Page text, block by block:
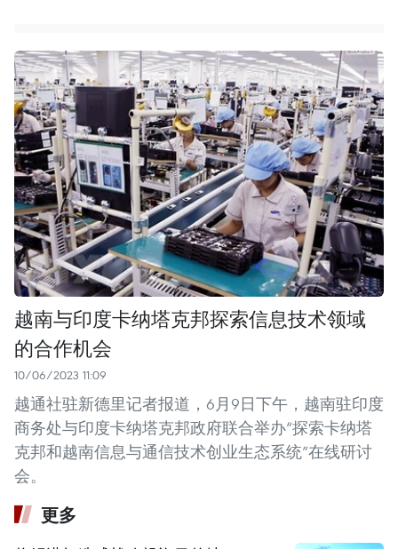
越南与印度卡纳塔克邦探索信息技术领域
的合作机会
10/06/2023 11:09
越通社驻新德里记者报道，6月9日下午，越南驻印度
商务处与印度卡纳塔克邦政府联合举办“探索卡纳塔
克邦和越南信息与通信技术创业生态系统”在线研讨
会。
更多